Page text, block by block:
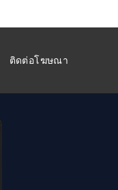
ติดต่อโฆษณา